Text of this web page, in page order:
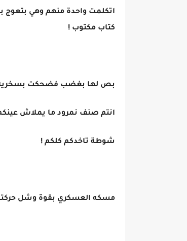
اتكلمت واحدة منهم وهي بتعوج
كتاب مكتوب !
بص لها بغضب فضحكت بسخرية
انتم صنف نمرود ما يملاش
شوطة تاخدكم كلكم !
مسكه العسكري بقوة وشل